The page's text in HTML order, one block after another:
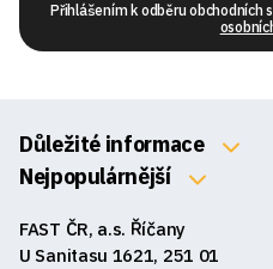
Přihlášením k odběru obchodních
Důležité informace
O nás
Obchodní podmínky
Nejpopulárnější
FAST ČR, a.s. Říčany
U Sanitasu 1621, 251 01